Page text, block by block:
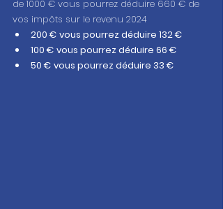
de 1000 € vous pourrez déduire 660 € de
vos impôts sur le revenu 2024
200 € vous pourrez déduire 132 €
100 € vous pourrez déduire 66 €
50 € vous pourrez déduire 33 €